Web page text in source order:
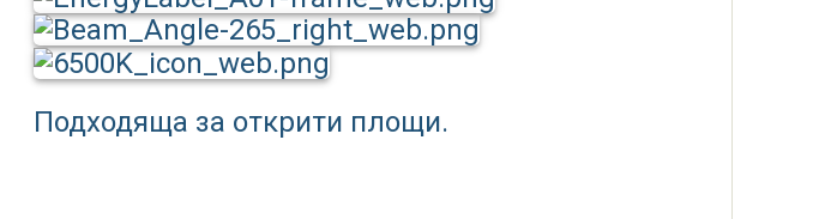
Подходяща за открити площи.